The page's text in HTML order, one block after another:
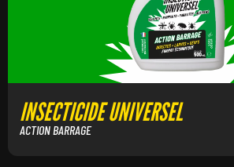
INSECTICIDE UNIVERSEL
ACTION BARRAGE